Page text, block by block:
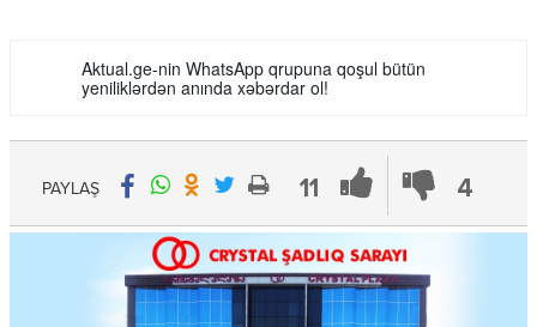
Aktual.ge-nin WhatsApp qrupuna qoşul bütün
yeniliklərdən anında xəbərdar ol!
11 4
PAYLAŞ